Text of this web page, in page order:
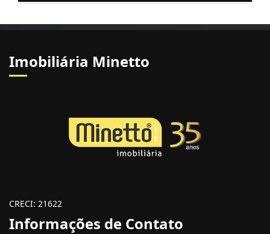
Imobiliária Minetto
CRECI: 21622
Informações de Contato